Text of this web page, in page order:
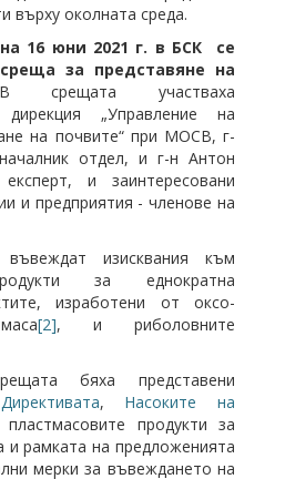
върху околната среда.
на 16 юни 2021 г. в БСК се
за представяне на
участваха
„Управление на
на почвите“ при МОСВ, г-
отдел, и г-н Антон
и заинтересовани
и предприятия - членове на
изисквания към
за еднократна
изработени от оксо-
[2], и риболовните
бяха представени
Директивата, Насоките на
продукти за
и рамката на предложенията
мерки за въвеждането на